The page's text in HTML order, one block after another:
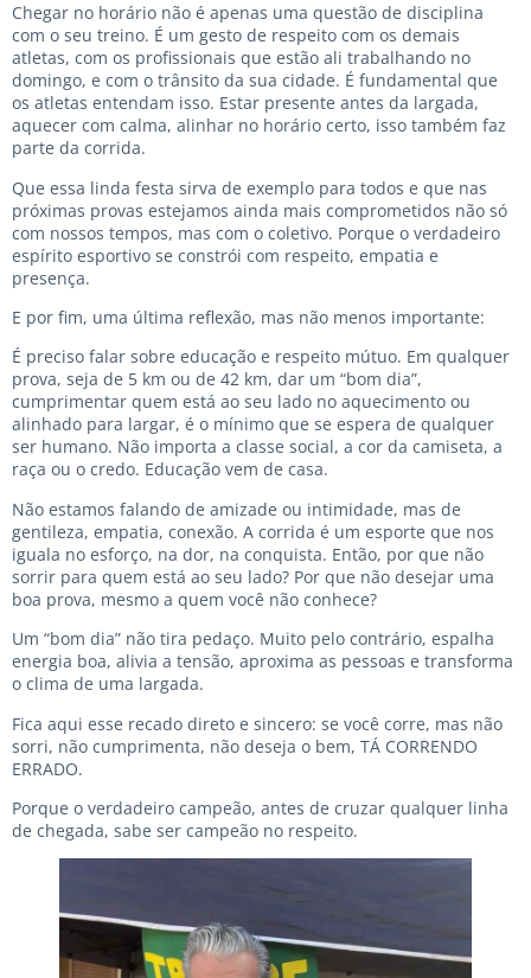
Chegar no horário não é apenas uma questão de disciplina
com o seu treino. É um gesto de respeito com os demais
atletas, com os profissionais que estão ali trabalhando no
domingo, e com o trânsito da sua cidade. É fundamental que
os atletas entendam isso. Estar presente antes da largada,
aquecer com calma, alinhar no horário certo, isso também faz
parte da corrida.
Que essa linda festa sirva de exemplo para todos e que nas
próximas provas estejamos ainda mais comprometidos não só
com nossos tempos, mas com o coletivo. Porque o verdadeiro
espírito esportivo se constrói com respeito, empatia e
presença.
E por fim, uma última reflexão, mas não menos importante:
É preciso falar sobre educação e respeito mútuo. Em qualquer
prova, seja de 5 km ou de 42 km, dar um “bom dia”,
cumprimentar quem está ao seu lado no aquecimento ou
alinhado para largar, é o mínimo que se espera de qualquer
ser humano. Não importa a classe social, a cor da camiseta, a
raça ou o credo. Educação vem de casa.
Não estamos falando de amizade ou intimidade, mas de
gentileza, empatia, conexão. A corrida é um esporte que nos
iguala no esforço, na dor, na conquista. Então, por que não
sorrir para quem está ao seu lado? Por que não desejar uma
boa prova, mesmo a quem você não conhece?
Um “bom dia” não tira pedaço. Muito pelo contrário, espalha
energia boa, alivia a tensão, aproxima as pessoas e transforma
o clima de uma largada.
Fica aqui esse recado direto e sincero: se você corre, mas não
sorri, não cumprimenta, não deseja o bem, TÁ CORRENDO
ERRADO.
Porque o verdadeiro campeão, antes de cruzar qualquer linha
de chegada, sabe ser campeão no respeito.